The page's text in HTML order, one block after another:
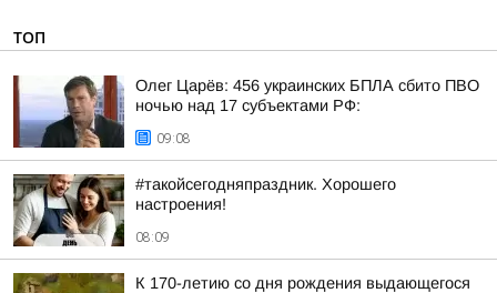
ТОП
Олег Царёв: 456 украинских БПЛА сбито ПВО
ночью над 17 субъектами РФ:
09:08
#такойсегодняпраздник. Хорошего
настроения!
08:09
К 170-летию со дня рождения выдающегося